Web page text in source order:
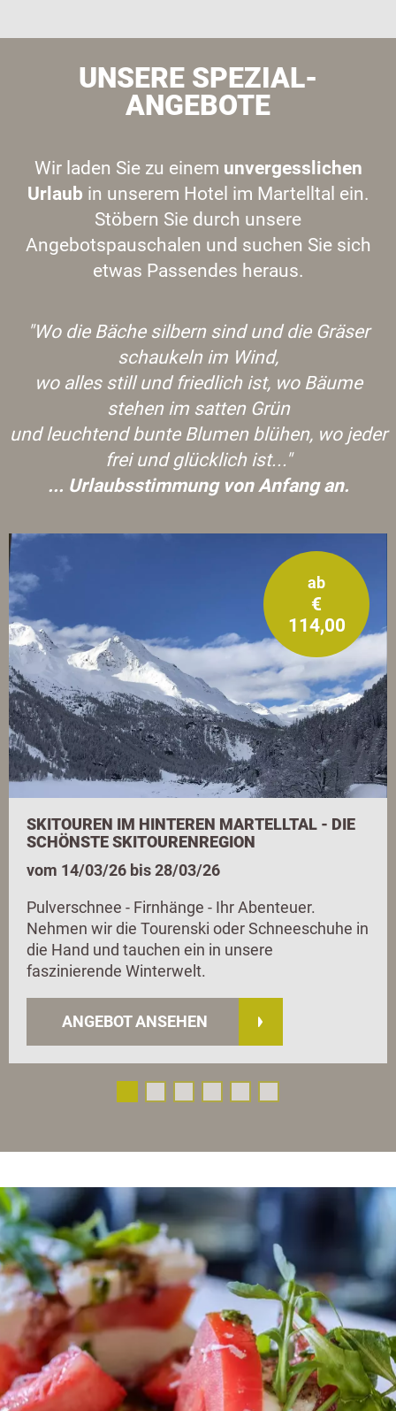
UNSERE SPEZIAL-
ANGEBOTE
Wir laden Sie zu einem unvergesslichen
Urlaub in unserem Hotel im Martelltal ein.
Stöbern Sie durch unsere
Angebotspauschalen und suchen Sie sich
etwas Passendes heraus.
"Wo die Bäche silbern sind und die Gräser
schaukeln im Wind,
wo alles still und friedlich ist, wo Bäume
stehen im satten Grün
und leuchtend bunte Blumen blühen, wo jeder
frei und glücklich ist..."
... Urlaubsstimmung von Anfang an.
ab
€
114,00
SKITOUREN IM HINTEREN MARTELLTAL - DIE
SCHÖNSTE SKITOURENREGION
vom 14/03/26 bis 28/03/26
Pulverschnee - Firnhänge - Ihr Abenteuer.
Nehmen wir die Tourenski oder Schneeschuhe in
die Hand und tauchen ein in unsere
faszinierende Winterwelt.
ANGEBOT ANSEHEN